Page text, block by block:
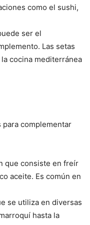
como el sushi,
ser el
Las setas
cocina mediterránea
para complementar
que consiste en freír
aceite. Es común en
se utiliza en diversas
hasta la